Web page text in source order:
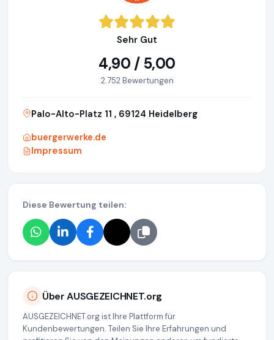
Sehr Gut
4,90 / 5,00
2.752 Bewertungen
Palo-Alto-Platz 11 , 69124 Heidelberg
buergerwerke.de
Impressum
Diese Bewertung teilen:
Über AUSGEZEICHNET.org
AUSGEZEICHNET.org ist Ihre Plattform für
Kundenbewertungen. Teilen Sie Ihre Erfahrungen und